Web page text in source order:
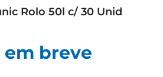
Rolo 50l c/ 30 Unid
breve